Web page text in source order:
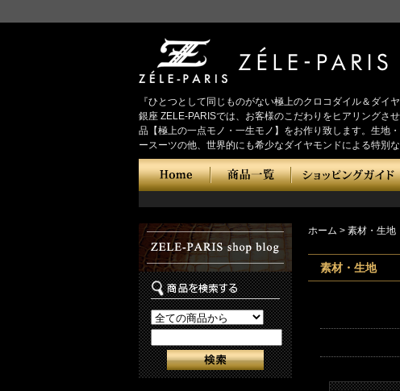
『ひとつとして同じものがない極上のクロコダイル＆ダイ
銀座 ZELE-PARISでは、お客様のこだわりをヒアリングさ
品【極上の一点モノ・一生モノ】をお作り致します。生地
ースーツの他、世界的にも希少なダイヤモンドによる特別
ホーム > 素材・生地
素材・生地